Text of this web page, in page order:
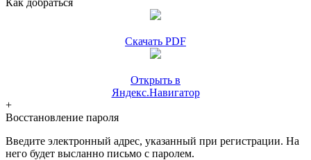
Как добраться
Скачать PDF
Открыть в
Яндекс.Навигатор
+
Восстановление пароля
Введите электронный адрес, указанный при регистрации. На
него будет высланно письмо с паролем.